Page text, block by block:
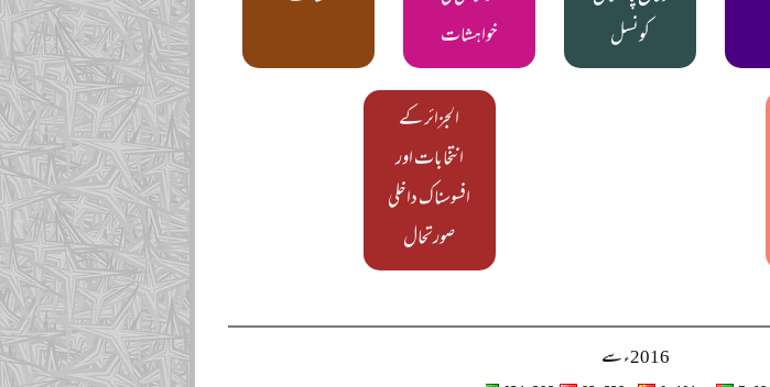
کونسل
خواہشات
الجزائر کے
انتخابات اور
افسوسناک داخلی
صورتحال
2016ء سے